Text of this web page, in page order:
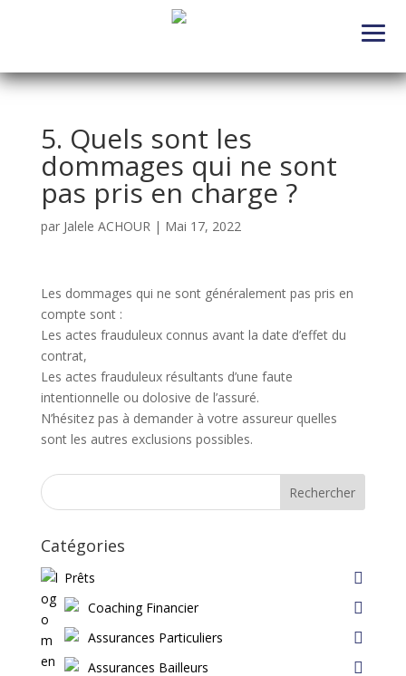
5. Quels sont les
dommages qui ne sont
pas pris en charge ?
par Jalele ACHOUR| Mai 17, 2022
Les dommages qui ne sont généralement pas pris en
compte sont :
Les actes frauduleux connus avant la date d’effet du
contrat,
Les actes frauduleux résultants d’une faute
intentionnelle ou dolosive de l’assuré.
N’hésitez pas à demander à votre assureur quelles
sont les autres exclusions possibles.
Rechercher
Catégories
Prêts
Coaching Financier
Assurances Particuliers
Assurances Bailleurs